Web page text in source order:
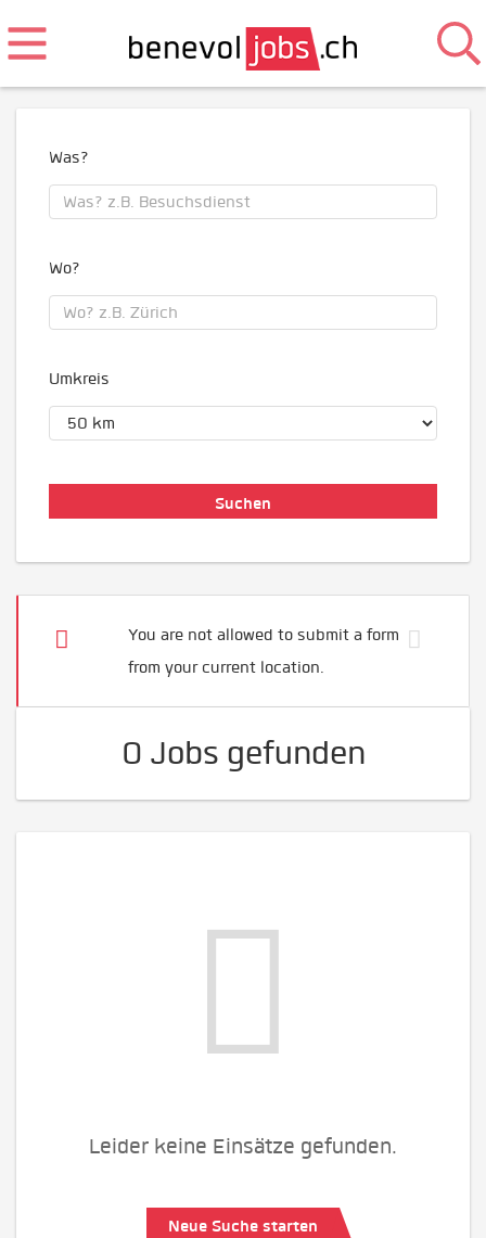
Was?
Wo?
Umkreis
You are not allowed to submit a form
from your current location.
0 Jobs gefunden
Leider keine Einsätze gefunden.
Neue Suche starten